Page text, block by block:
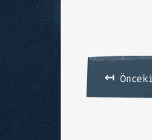
↤